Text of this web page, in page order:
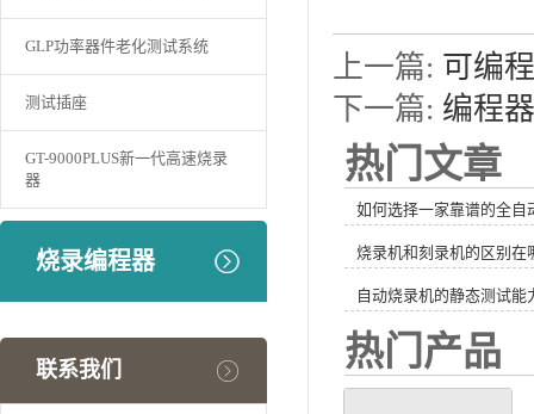
GLP功率器件老化测试系统
测试插座
GT-9000PLUS新一代高速烧录
器
烧录编程器
联系我们
上一篇: 可编
下一篇: 编程
热门文章
如何选择一家靠谱的全自
烧录机和刻录机的区别在
自动烧录机的静态测试能
热门产品